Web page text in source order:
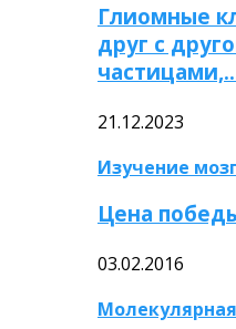
Глиомные
друг с
21.12.2023
Изучение
Цена
03.02.2016